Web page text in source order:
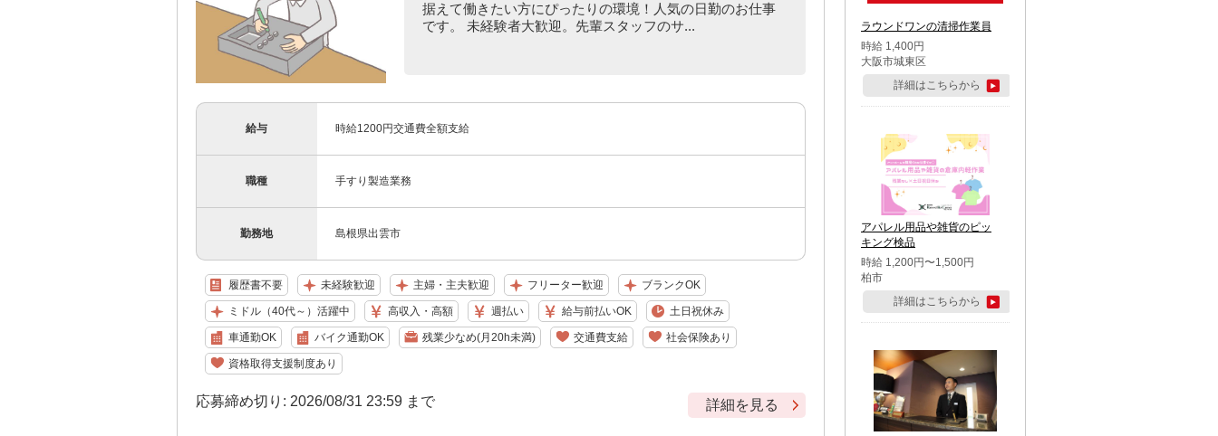
据えて働きたい方にぴったりの環境！人気の日勤のお仕事
です。 未経験者大歓迎。先輩スタッフのサ...
給与 時給1200円交通費全額支給
職種 手すり製造業務
勤務地 島根県出雲市
履歴書不要 未経験歓迎 主婦・主夫歓迎 フリーター歓迎 ブランクOK
ミドル（40代～）活躍中 高収入・高額 週払い 給与前払いOK 土日祝休み
車通勤OK バイク通勤OK 残業少なめ(月20h未満) 交通費支給 社会保険あり
資格取得支援制度あり
応募締め切り: 2026/08/31 23:59 まで 詳細を見る
ラウンドワンの清掃作業員
時給 1,400円
大阪市城東区
詳細はこちらから
アパレル用品や雑貨のピッ
キング検品
時給 1,200円〜1,500円
柏市
詳細はこちらから